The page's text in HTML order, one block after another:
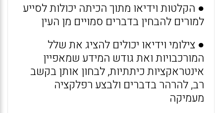
● הקלטות וידיאו מתוך הכיתה יכולות לסייע
למורים להבחין בדברים סמויים מן העין
● צילומי וידיאו יכולים להציג את שלל
המורכבויות ואת גודש המידע שמאפיין
אינטראקציות כיתתיות, לבחון אותן בקשב
רב, להרהר בדברים ולבצע רפלקציה
מעמיקה